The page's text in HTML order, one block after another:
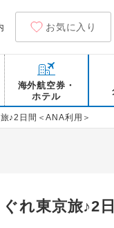
お気に入り
海外航空券・
ホテル
♪2日間＜ANA利用＞
れ東京旅♪2